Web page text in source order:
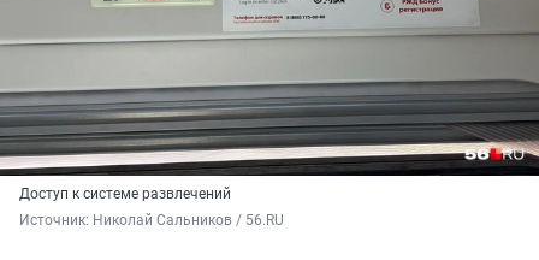
Доступ к системе развлечений
Источник: Николай Сальников / 56.RU